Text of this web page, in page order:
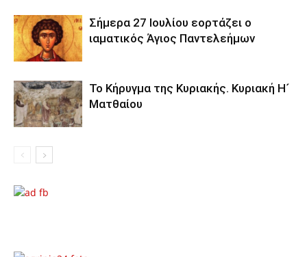
Σήμερα 27 Ιουλίου εορτάζει ο
ιαματικός Άγιος Παντελεήμων
Το Κήρυγμα της Κυριακής. Κυριακή Η´
Ματθαίου